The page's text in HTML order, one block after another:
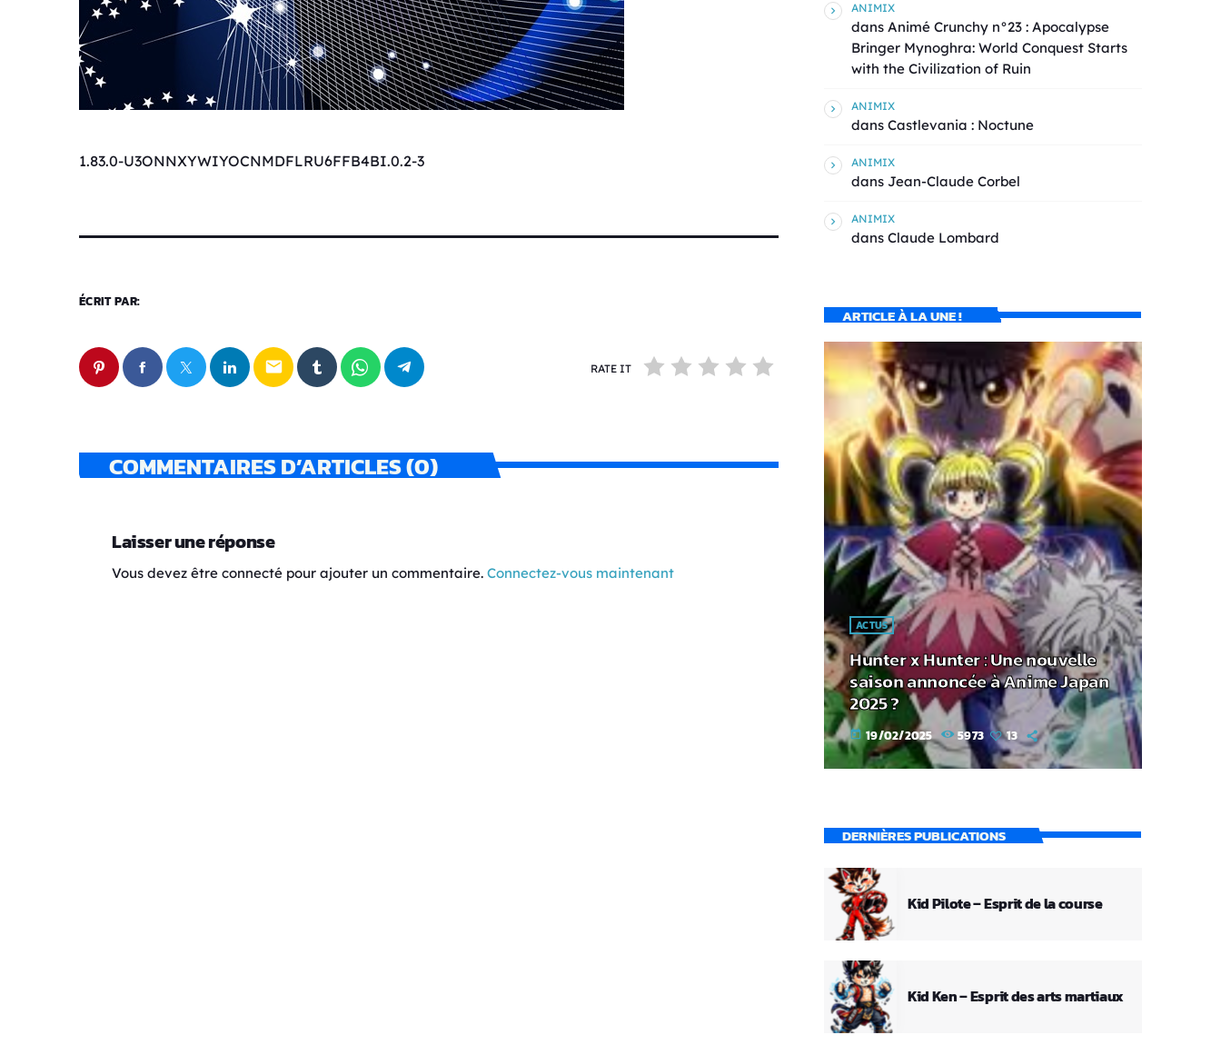
1.83.0-U3ONNXYWIYOCNMDFLRU6FFB4BI.0.2-3
ÉCRIT PAR:
email RATE IT
COMMENTAIRES D’ARTICLES (0)
Laisser une réponse
Vous devez être connecté pour ajouter un commentaire. Connectez-vous maintenant
ANIMIX
dans Animé Crunchy n°23 : Apocalypse
Bringer Mynoghra: World Conquest Starts
with the Civilization of Ruin
ANIMIX
dans Castlevania : Noctune
ANIMIX
dans Jean-Claude Corbel
ANIMIX
dans Claude Lombard
ARTICLE À LA UNE !
ACTUS
Hunter x Hunter : Une nouvelle
saison annoncée à Anime Japan
2025 ?
today 19/02/2025 5973 13
DERNIÈRES PUBLICATIONS
Kid Pilote – Esprit de la course
Kid Ken – Esprit des arts martiaux